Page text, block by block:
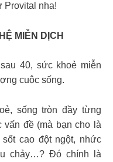
Provital nha!
MIỄN DỊCH
40, sức khoẻ miễn
cuộc sống.
sống tròn đầy từng
vấn đề (mà bạn cho là
cao đột ngột, nhức
chảy…? Đó chính là